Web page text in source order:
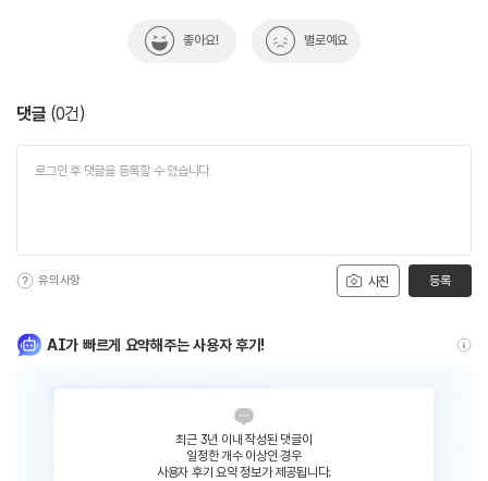
좋아요! 별로예요
댓글 (0건)
사진
유의사항 등록
AI가 빠르게 요약해주는 사용자 후기!
최근 3년 이내 작성된 댓글이
일정한 개수 이상인 경우
사용자 후기 요약 정보가 제공됩니다.